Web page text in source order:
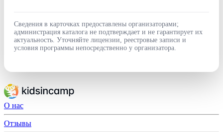
Сведения в карточках предоставлены организаторами;
администрация каталога не подтверждает и не гарантирует их
актуальность. Уточняйте лицензии, реестровые записи и
условия программы непосредственно у организатора.
О нас
Отзывы